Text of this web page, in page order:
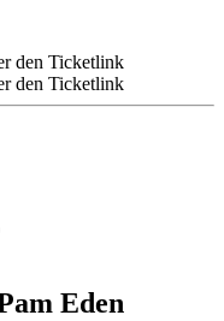
den Ticketlink
den Ticketlink
Eden